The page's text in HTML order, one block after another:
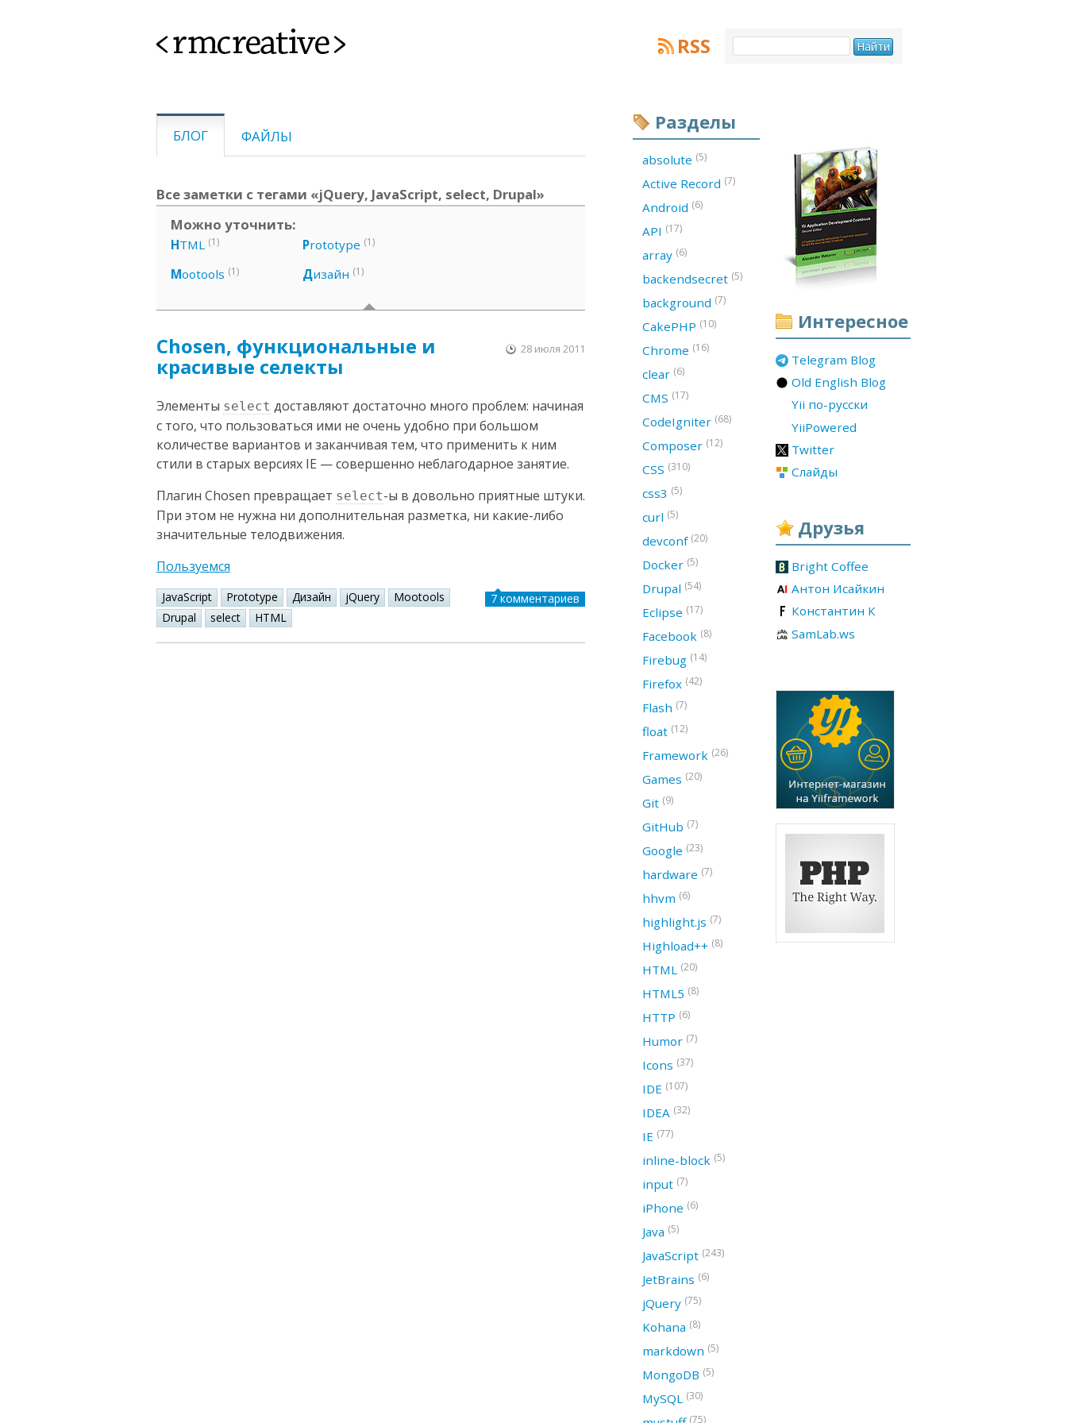
<rmcreative> RSS
БЛОГ ФАЙЛЫ
Все заметки с тегами «jQuery, JavaScript, select, Drupal»
Можно уточнить:
HTML (1)
Mootools (1)
Prototype (1)
Дизайн (1)
Chosen, функциональные и
красивые селекты
28 июля 2011
Элементы select доставляют достаточно много проблем: начиная
с того, что пользоваться ими не очень удобно при большом
количестве вариантов и заканчивая тем, что применить к ним
стили в старых версиях IE — совершенно неблагодарное занятие.
Плагин Chosen превращает select-ы в довольно приятные штуки.
При этом не нужна ни дополнительная разметка, ни какие-либо
значительные телодвижения.
Пользуемся
JavaScript Prototype Дизайн jQuery
Mootools
Drupal
select HTML
7 комментариев
Интересное
Telegram Blog
Old English Blog
Yii по-русски
YiiPowered
Twitter
Слайды
Друзья
Bright Coffee
Антон Исайкин
Константин К
SamLab.ws
Разделы
absolute (5)
Active Record (7)
Android (6)
API (17)
array (6)
backendsecret (5)
background (7)
CakePHP (10)
Chrome (16)
clear (6)
CMS (17)
CodeIgniter (68)
Composer (12)
CSS (310)
css3 (5)
curl (5)
devconf (20)
Docker (5)
Drupal (54)
Eclipse (17)
Facebook (8)
Firebug (14)
Firefox (42)
Flash (7)
float (12)
Framework (26)
Games (20)
Git (9)
GitHub (7)
Google (23)
hardware (7)
hhvm (6)
highlight.js (7)
Highload++ (8)
HTML (20)
HTML5 (8)
HTTP (6)
Humor (7)
Icons (37)
IDE (107)
IDEA (32)
IE (77)
inline-block (5)
input (7)
iPhone (6)
Java (5)
JavaScript (243)
JetBrains (6)
jQuery (75)
Kohana (8)
markdown (5)
MongoDB (5)
MySQL (30)
(75)